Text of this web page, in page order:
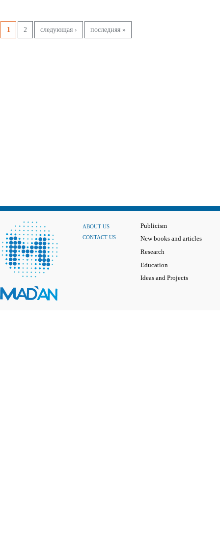
Pages
1 2 следующая › последняя »
ABOUT US
CONTACT US
Publicism
New books and articles
Research
Education
Ideas and Projects